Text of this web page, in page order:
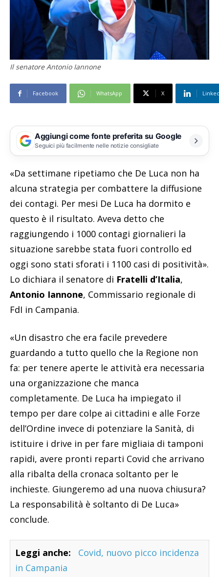
Il senatore Antonio Iannone
Facebook WhatsApp X
Aggiungi come fonte preferita su Google
Seguici più facilmente nelle notizie consigliate
«Da settimane ripetiamo che De Luca non ha
alcuna strategia per combattere la diffusione
dei contagi. Per mesi De Luca ha dormito e
questo è il risultato. Aveva detto che
raggiungendo i 1000 contagi giornalieri la
situazione sarebbe stata fuori controllo ed
oggi sono stati sforati i 1100 casi di positività».
Lo dichiara il senatore di Fratelli d’Italia,
Antonio Iannone, Commissario regionale di
FdI in Campania.
«Un disastro che era facile prevedere
guardando a tutto quello che la Regione non
fa: per tenere aperte le attività era necessaria
una organizzazione che manca
completamente. De Luca ha impiegato il
tempo per dare colpe ai cittadini e alle Forze
dell’Ordine invece di potenziare la Sanità, di
istituire i drive in per fare migliaia di tamponi
rapidi, avere pronti reparti Covid che arrivano
alla ribalta della cronaca soltanto per le
inchieste. Giungeremo ad una nuova chiusura?
La responsabilità è soltanto di De Luca»
conclude.
Leggi anche:
Covid, nuovo picco incidenza
in Campania